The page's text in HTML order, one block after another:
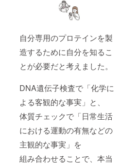
自分専用のプロテインを製
造するために自分を知るこ
とが必要だと考えました。
DNA遺伝子検査で「化学に
よる客観的な事実」と、
体質チェックで「日常生活
における運動の有無などの
主観的な事実」を
組み合わせることで、本当